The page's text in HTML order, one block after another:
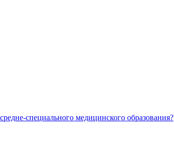
специального медицинского образования?